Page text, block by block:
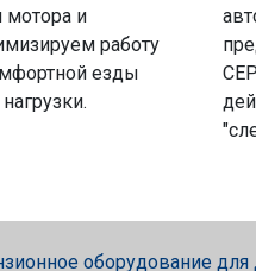
мотора и
работу
езды
оборудование для